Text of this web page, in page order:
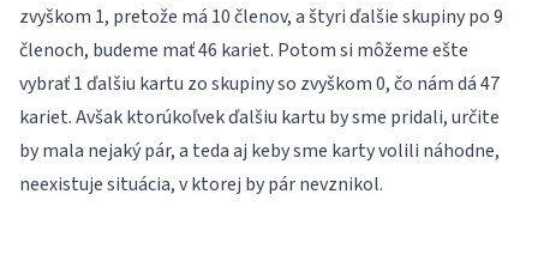
zvyškom 1, pretože má 10 členov, a štyri ďalšie skupiny po 9
členoch, budeme mať 46 kariet. Potom si môžeme ešte
vybrať 1 ďalšiu kartu zo skupiny so zvyškom 0, čo nám dá 47
kariet. Avšak ktorúkoľvek ďalšiu kartu by sme pridali, určite
by mala nejaký pár, a teda aj keby sme karty volili náhodne,
neexistuje situácia, v ktorej by pár nevznikol.